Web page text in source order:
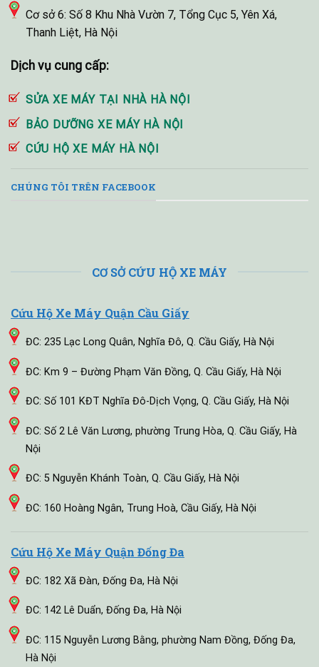
Cơ sở 6: Số 8 Khu Nhà Vườn 7, Tổng Cục 5, Yên Xá,
Thanh Liệt, Hà Nội
Dịch vụ cung cấp:
SỬA XE MÁY TẠI NHÀ HÀ NỘI
BẢO DƯỠNG XE MÁY HÀ NỘI
CỨU HỘ XE MÁY HÀ NỘI
CHÚNG TÔI TRÊN FACEBOOK
CƠ SỞ CỨU HỘ XE MÁY
Cứu Hộ Xe Máy Quận Cầu Giấy
ĐC: 235 Lạc Long Quân, Nghĩa Đô, Q. Cầu Giấy, Hà Nội
ĐC: Km 9 – Đường Phạm Văn Đồng, Q. Cầu Giấy, Hà Nội
ĐC: Số 101 KĐT Nghĩa Đô-Dịch Vọng, Q. Cầu Giấy, Hà Nội
ĐC: Số 2 Lê Văn Lương, phường Trung Hòa, Q. Cầu Giấy, Hà
Nội
ĐC: 5 Nguyễn Khánh Toàn, Q. Cầu Giấy, Hà Nội
ĐC: 160 Hoàng Ngân, Trung Hoà, Cầu Giấy, Hà Nội
Cứu Hộ Xe Máy Quận Đống Đa
ĐC: 182 Xã Đàn, Đống Đa, Hà Nội
ĐC: 142 Lê Duẩn, Đống Đa, Hà Nội
ĐC: 115 Nguyễn Lương Bằng, phường Nam Đồng, Đống Đa,
Hà Nội